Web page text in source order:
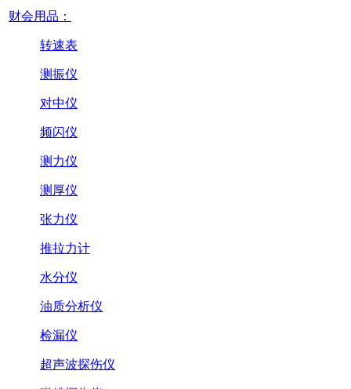
财会用品：
转速表
测振仪
对中仪
频闪仪
测力仪
测厚仪
张力仪
推拉力计
水分仪
油质分析仪
检漏仪
超声波探伤仪